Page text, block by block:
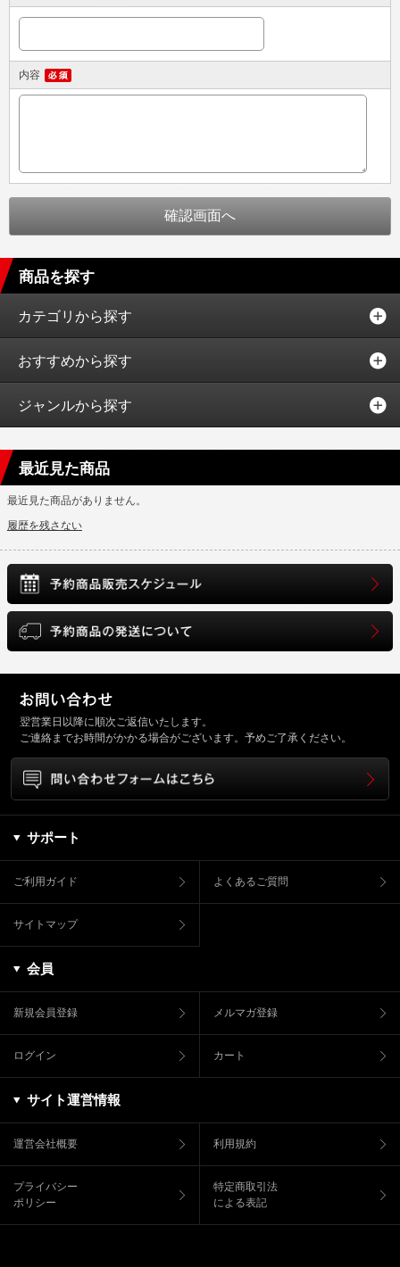
内容
商品を探す
カテゴリから探す
おすすめから探す
ジャンルから探す
最近見た商品
最近見た商品がありません。
履歴を残さない
翌営業日以降に順次ご返信いたします。
ご連絡までお時間がかかる場合がございます。予めご了承ください。
サポート
ご利用ガイド よくあるご質問
サイトマップ
会員
新規会員登録 メルマガ登録
ログイン カート
サイト運営情報
運営会社概要 利用規約
プライバシー
ポリシー
特定商取引法
による表記